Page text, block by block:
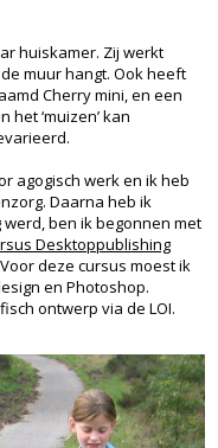
huiskamer. Zij werkt
muur hangt. Ook heeft
Cherry mini, en een
‘muizen’ kan
agogisch werk en ik heb
Daarna heb ik
ben ik begonnen met
Desktoppublishing
deze cursus moest ik
en Photoshop.
ontwerp via de LOI.